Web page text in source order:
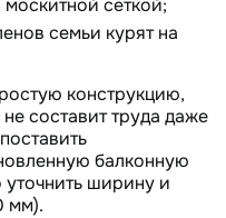
семьи курят на
конструкцию,
составит труда даже
балконную
уточнить ширину и
мм).